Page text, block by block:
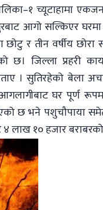
च्यूटाहामा
आगो सल्किएर घरमा
छोटु र तीन वर्षीय
जिल्ला प्रहरी
। सुतिरहेको बेला
घर पूर्ण
छ भने पशुचौपाया
लाख १० हजार